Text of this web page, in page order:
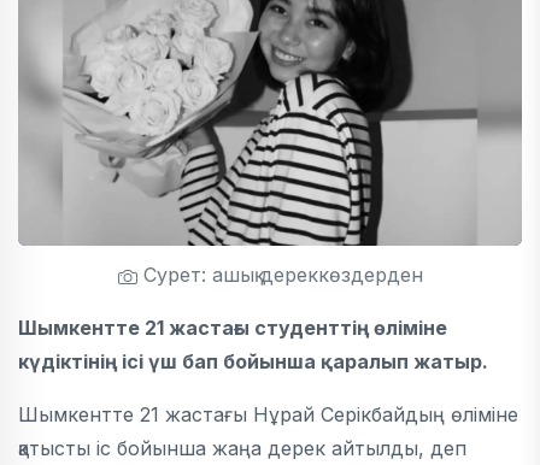
Сурет: ашық дереккөздерден
Шымкентте 21 жастағы студенттің өліміне
күдіктінің ісі үш бап бойынша қаралып жатыр.
Шымкентте 21 жастағы Нұрай Серікбайдың өліміне
қатысты іс бойынша жаңа дерек айтылды, деп